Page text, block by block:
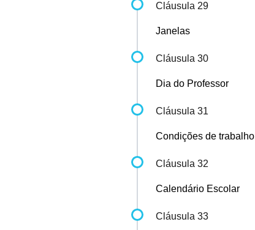
Cláusula 29
Janelas
Cláusula 30
Dia do Professor
Cláusula 31
Condições de trabalho
Cláusula 32
Calendário Escolar
Cláusula 33